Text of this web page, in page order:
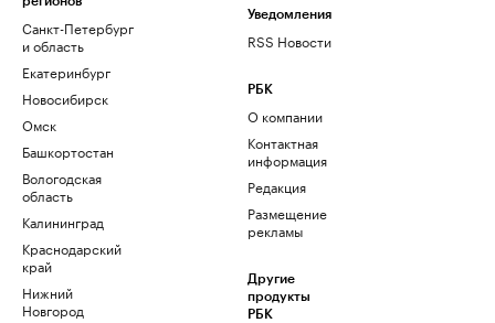
Санкт-Петербург
и область
Екатеринбург
Новосибирск
Омск
Башкортостан
Вологодская
область
Калининград
Краснодарский
край
Нижний
Новгород
Уведомления
RSS Новости
РБК
О компании
Контактная
информация
Редакция
Размещение
рекламы
Другие
продукты
РБК